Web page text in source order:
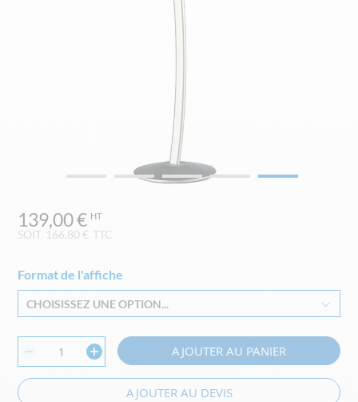
SOIT 166,80 € TTC
139,00 €
Format de l'affiche
CHOISISSEZ UNE OPTION...
AJOUTER AU PANIER
AJOUTER AU DEVIS
to
the
the
gallery